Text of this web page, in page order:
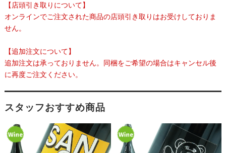
【店頭引き取りについて】
オンラインでご注文された商品の店頭引き取りはお受けしておりま
せん。
【追加注文について】
追加注文は承っておりません。同梱をご希望の場合はキャンセル後
に再度ご注文ください。
スタッフおすすめ商品